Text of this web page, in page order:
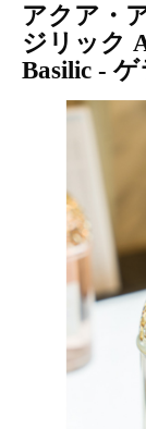
アクア・アレゴリア・マンダリン・バ
ジリック
Basilic -